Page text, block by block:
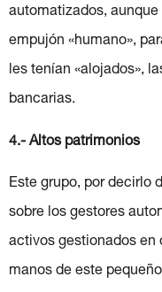
automatizados,
empujón «humano»,
les tenían «alojados»,
bancarias.
4.- Altos patrimonios
Este grupo, por decirlo
sobre los gestores
activos gestionados en
manos de este